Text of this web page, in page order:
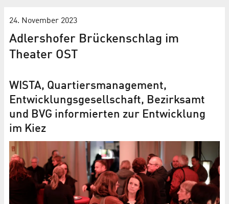
24. November 2023
Adlershofer Brückenschlag im
Theater OST
WISTA, Quartiersmanagement,
Entwicklungsgesellschaft, Bezirksamt
und BVG informierten zur Entwicklung
im Kiez